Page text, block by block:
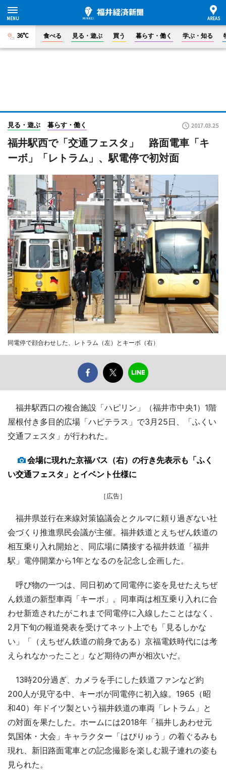
36°C 食べる 見る・遊ぶ 買う 暮らす・働く 学ぶ・知る
見る・遊ぶ 暮らす・働く 2017.03.25
福井駅西で「交通フェスタ」 路面電車「キ
ーボ」「レトラム」、駅電停で初対面
同電停で顔合わせした、レトラム（左）とキーボ（右）
福井駅西口の複合施設「ハピリン」（福井市中央1）1階
屋根付き多目的広場「ハピテラス」で3月25日、「ふくい
交通フェスタ」が行われた。
会場に現れた京福バス（右）の行き先表示も「ふく
い交通フェスタ」とイベント仕様に
［広告］
福井県並行在来線対策協議会とクルマに頼り過ぎない社
会づくり推進県民会議が主催。福井鉄道とえちぜん鉄道の
相互乗り入れ開始と、同広場に隣接する福井鉄道「福井
駅」電停開業から1年となるのを記念し企画した。
呼び物の一つは、同日初めて同電停に姿を見せたえちぜ
ん鉄道の新型車両「キーボ」。同車両は相互乗り入れに合
わせ新造されたがこれまで同電停に入線したことはなく、
2月下旬の報道発表を受けてネット上でも「見るしかな
い」「（えちぜん鉄道の前身である）京福電鉄時代には考
えられなかったこと」など期待の声が相次いだ。
13時20分過ぎ、カメラを手にした鉄道ファンなど約
200人が見守る中、キーボが同電停に初入線。1965（昭
和40）年ドイツ製という福井鉄道の車両「レトラム」と
の対面を果たした。ホームには2018年「福井しあわせ元
気国体・大会」キャラクター「はぴりゅう」の着ぐるみも
現れ、新旧路面電車との記念撮影を楽しむ親子連れの姿も
見られた。